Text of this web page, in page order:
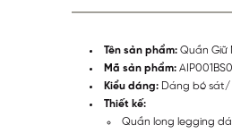
Tên sản phẩm: Quần Giữ
Mã sản phẩm: AIP001BS0
Kiểu dáng: Dáng bó sát/
Thiết kế:
Quần long legging